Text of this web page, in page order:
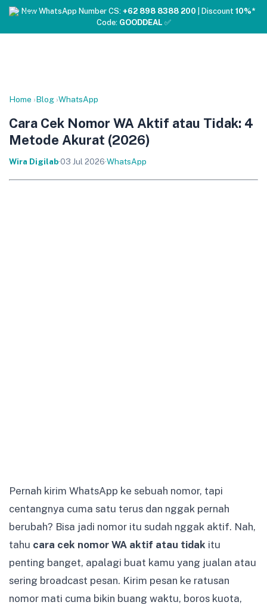
❤️ New WhatsApp Number CS: +62 898 8388 200 | Discount 10%*
Code: GOODDEAL ✅
Home ›Blog ›WhatsApp
Cara Cek Nomor WA Aktif atau Tidak: 4
Metode Akurat (2026)
Wira Digilab·03 Jul 2026·WhatsApp
Pernah kirim WhatsApp ke sebuah nomor, tapi
centangnya cuma satu terus dan nggak pernah
berubah? Bisa jadi nomor itu sudah nggak aktif. Nah,
tahu cara cek nomor WA aktif atau tidak itu
penting banget, apalagi buat kamu yang jualan atau
sering broadcast pesan. Kirim pesan ke ratusan
nomor mati cuma bikin buang waktu, boros kuota,